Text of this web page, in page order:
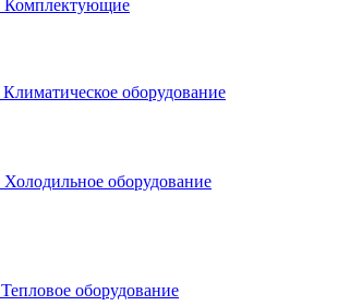
Комплектующие
Климатическое оборудование
Холодильное оборудование
Тепловое оборудование